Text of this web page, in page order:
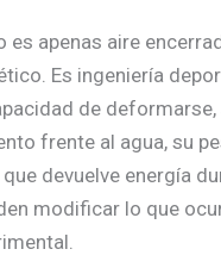
es apenas aire
Es ingeniería
de deformarse,
frente al agua, su
devuelve energía
modificar lo que